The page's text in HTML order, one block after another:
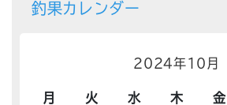
釣果カレンダー
2024年10月
月 火 水 木 金